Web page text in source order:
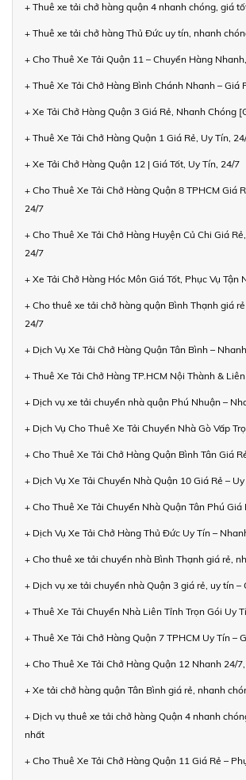
+ Thuê xe tải chở hàng quận 4 nhanh chóng, giá
+ Thuê xe tải chở hàng Thủ Đức uy tín, nhanh
+ Cho Thuê Xe Tải Quận 11 – Chuyển Hàng
+ Thuê Xe Tải Chở Hàng Bình Chánh Nhanh – Giá
+ Xe Tải Chở Hàng Quận 3 Giá Rẻ, Nhanh Chóng
+ Thuê Xe Tải Chở Hàng Quận 1 Giá Rẻ, Uy Tín,
+ Xe Tải Chở Hàng Quận 12 | Giá Tốt, Uy Tín, 24/7
+ Cho Thuê Xe Tải Chở Hàng Quận 8 TPHCM Giá
24/7
+ Cho Thuê Xe Tải Chở Hàng Huyện Củ Chi Giá
24/7
+ Xe Tải Chở Hàng Hóc Môn Giá Tốt, Phục Vụ Tận
+ Cho thuê xe tải chở hàng quận Bình Thạnh giá
24/7
+ Dịch Vụ Xe Tải Chở Hàng Quận Tân Bình –
+ Thuê Xe Tải Chở Hàng TP.HCM Nội Thành &
+ Dịch vụ xe tải chuyển nhà quận Phú Nhuận –
+ Dịch Vụ Cho Thuê Xe Tải Chuyển Nhà Gò Vấp
+ Cho Thuê Xe Tải Chở Hàng Quận Bình Tân Giá
+ Dịch Vụ Xe Tải Chuyển Nhà Quận 10 Giá Rẻ –
+ Cho Thuê Xe Tải Chuyển Nhà Quận Tân Phú
+ Dịch Vụ Xe Tải Chở Hàng Thủ Đức Uy Tín –
+ Cho thuê xe tải chuyển nhà Bình Thạnh giá rẻ,
+ Dịch vụ xe tải chuyển nhà Quận 3 giá rẻ, uy tín –
+ Thuê Xe Tải Chuyển Nhà Liên Tỉnh Trọn Gói Uy
+ Thuê Xe Tải Chở Hàng Quận 7 TPHCM Uy Tín –
+ Cho Thuê Xe Tải Chở Hàng Quận 12 Nhanh 24/
+ Xe tải chở hàng quận Tân Bình giá rẻ, nhanh
+ Dịch vụ thuê xe tải chở hàng Quận 4 nhanh
nhất
+ Cho Thuê Xe Tải Chở Hàng Quận 11 Giá Rẻ –